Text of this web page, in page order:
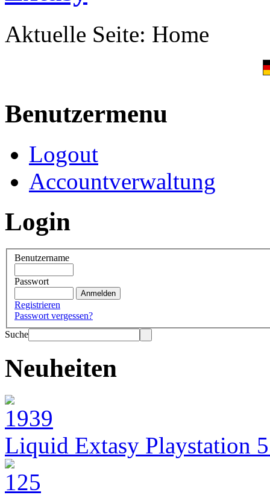
Aktuelle Seite: Home
Benutzermenu
Logout
Accountverwaltung
Login
Benutzername
Passwort
Registrieren
Passwort vergessen?
Suche
Neuheiten
Liquid Extasy Playstation